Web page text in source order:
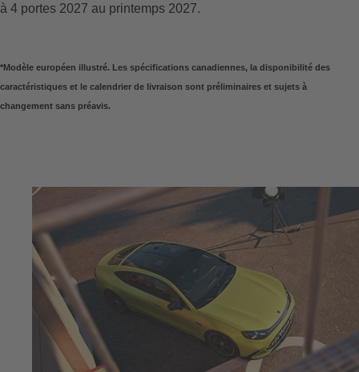
à 4 portes 2027 au printemps 2027.
*Modèle européen illustré. Les spécifications canadiennes, la disponibilité des
caractéristiques et le calendrier de livraison sont préliminaires et sujets à
changement sans préavis.